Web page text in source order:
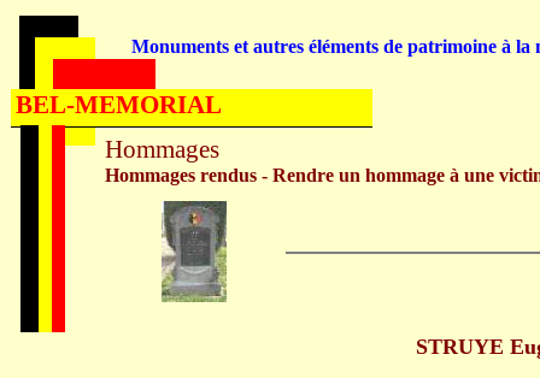
STRUYE
Hommages
Hommages rendus - Rendre un hommage à une
Monuments et autres éléments de patrimoine à la
BEL-MEMORIAL